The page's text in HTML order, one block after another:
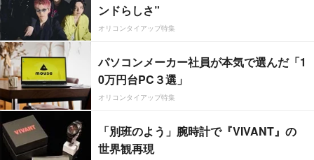
ンドらしさ”
オリコンタイアップ特集
パソコンメーカー社員が本気で選んだ「1
0万円台PC３選」
オリコンタイアップ特集
「別班のよう」腕時計で『VIVANT』の
世界観再現